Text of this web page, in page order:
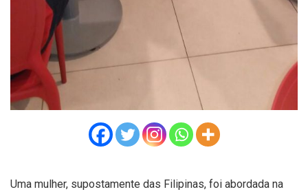
Uma mulher, supostamente das Filipinas, foi abordada na